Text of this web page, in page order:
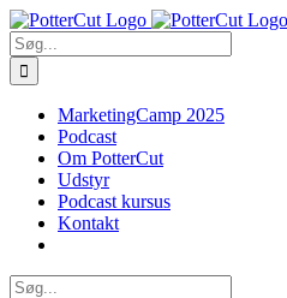
Skip
to
content
Facebook
Twitter
Søg
efter:
MarketingCamp 2025
Podcast
Om PotterCut
Udstyr
Podcast kursus
Kontakt
Søg